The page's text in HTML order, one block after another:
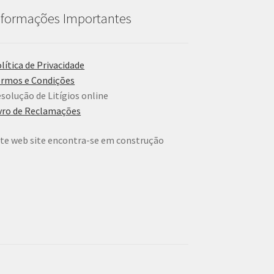
Importantes
de Privacidade
e Condições
de Litígios online
de Reclamações
web site encontra-se em construção